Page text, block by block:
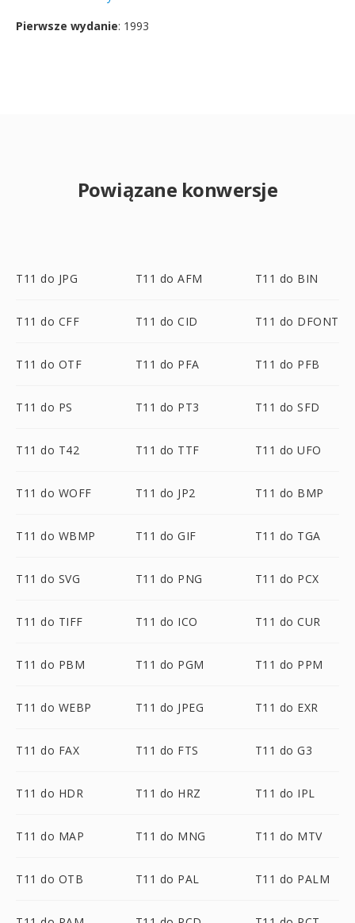
Pierwsze wydanie: 1993
Powiązane konwersje
T11 do JPG T11 do AFM T11 do BIN
T11 do CFF T11 do CID T11 do DFONT
T11 do OTF T11 do PFA T11 do PFB
T11 do PS T11 do PT3 T11 do SFD
T11 do T42 T11 do TTF T11 do UFO
T11 do WOFF T11 do JP2 T11 do BMP
T11 do WBMP T11 do GIF T11 do TGA
T11 do SVG T11 do PNG T11 do PCX
T11 do TIFF T11 do ICO T11 do CUR
T11 do PBM T11 do PGM T11 do PPM
T11 do WEBP T11 do JPEG T11 do EXR
T11 do FAX T11 do FTS T11 do G3
T11 do HDR T11 do HRZ T11 do IPL
T11 do MAP T11 do MNG T11 do MTV
T11 do OTB T11 do PAL T11 do PALM